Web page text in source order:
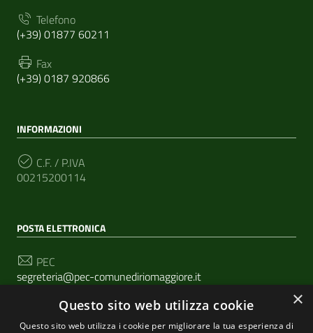
Telefono
(+39) 01877 60211
Fax
(+39) 0187 920866
INFORMAZIONI
C.F. / P.IVA
00215200114
POSTA ELETTRONICA
PEC
segreteria@pec-comunediriomaggiore.it
Email
urp@comune.riomaggiore.sp.it
×
Questo sito web utilizza cookie
Questo sito web utilizza i cookie per migliorare la tua esperienza di